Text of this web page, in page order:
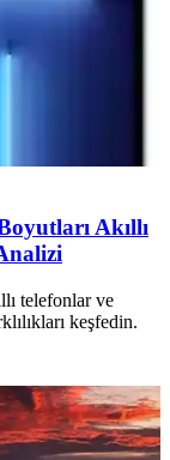
Akıllı
telefonlar ve
keşfedin.